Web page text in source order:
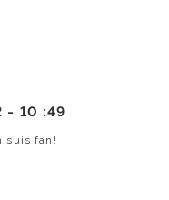
- 10 :49
suis fan!